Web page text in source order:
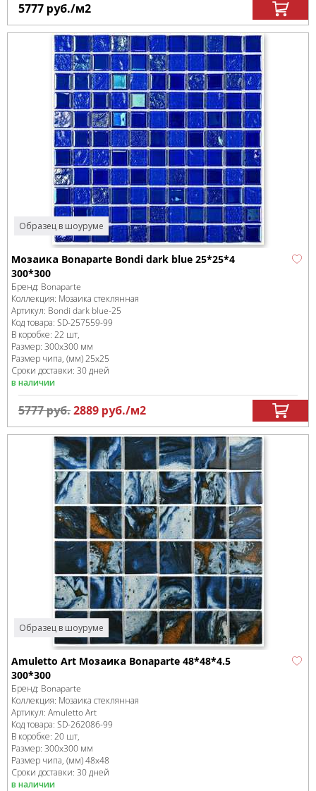
5777 руб./м2
Образец в шоуруме
Мозаика Bonaparte Bondi dark blue 25*25*4
300*300
Бренд: Bonaparte
Коллекция: Мозаика стеклянная
Артикул: Bondi dark blue-25
Код товара: SD-257559-99
В коробке: 22 шт,
Размер: 300x300 мм
Размер чипа, (мм)25x25
Сроки доставки: 30 дней
в наличии
5777руб.2889 руб./м2
Образец в шоуруме
Amuletto Art Мозаика Bonaparte 48*48*4.5
300*300
Бренд: Bonaparte
Коллекция: Мозаика стеклянная
Артикул: Amuletto Art
Код товара: SD-262086-99
В коробке: 20 шт,
Размер: 300x300 мм
Размер чипа, (мм)48x48
Сроки доставки: 30 дней
в наличии